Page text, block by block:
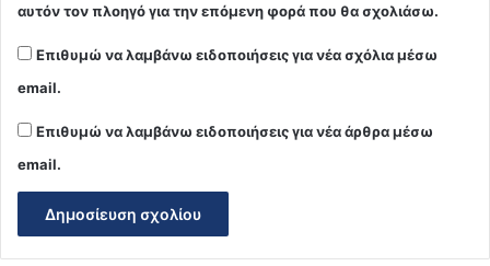
αυτόν τον πλοηγό για την επόμενη φορά που θα σχολιάσω.
Επιθυμώ να λαμβάνω ειδοποιήσεις για νέα σχόλια μέσω
email.
Επιθυμώ να λαμβάνω ειδοποιήσεις για νέα άρθρα μέσω
email.